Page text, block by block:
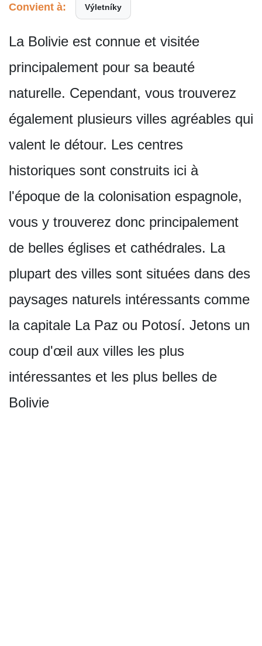
Convient à: Výletníky
La Bolivie est connue et visitée
principalement pour sa beauté
naturelle. Cependant, vous trouverez
également plusieurs villes agréables qui
valent le détour. Les centres
historiques sont construits ici à
l'époque de la colonisation espagnole,
vous y trouverez donc principalement
de belles églises et cathédrales. La
plupart des villes sont situées dans des
paysages naturels intéressants comme
la capitale La Paz ou Potosí. Jetons un
coup d'œil aux villes les plus
intéressantes et les plus belles de
Bolivie